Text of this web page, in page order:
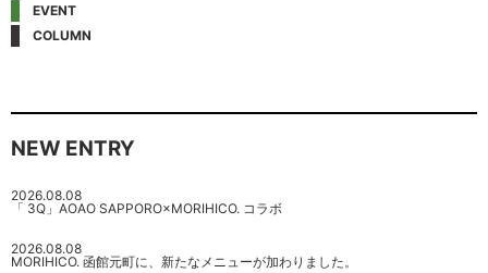
EVENT
COLUMN
NEW ENTRY
2026.08.08
「 3Q」AOAO SAPPORO×MORIHICO. コラボ
2026.08.08
MORIHICO. 函館元町に、新たなメニューが加わりました。